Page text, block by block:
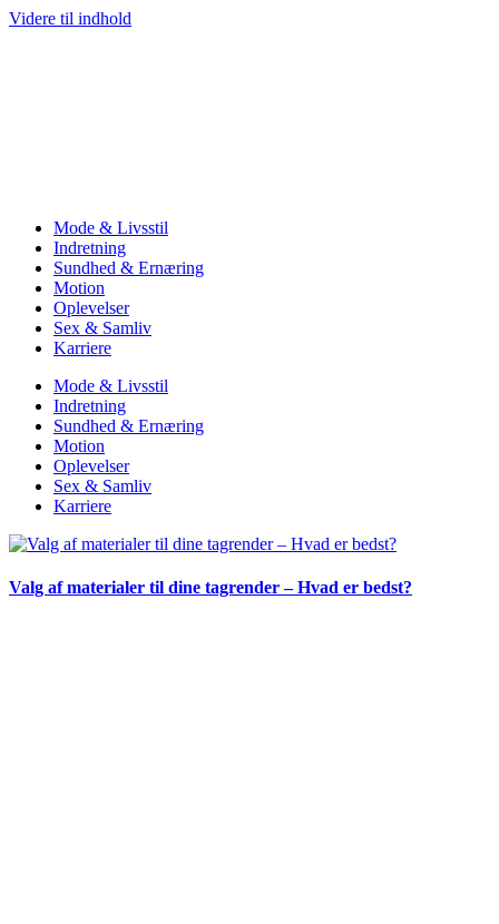
Videre til indhold
Mode & Livsstil
Indretning
Sundhed & Ernæring
Motion
Oplevelser
Sex & Samliv
Karriere
Mode & Livsstil
Indretning
Sundhed & Ernæring
Motion
Oplevelser
Sex & Samliv
Karriere
Valg af materialer til dine tagrender – Hvad er bedst?